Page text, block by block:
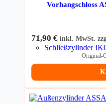
Vorhangschloss
71,90 € inkl. MwSt.
Schließzylinder
Original-